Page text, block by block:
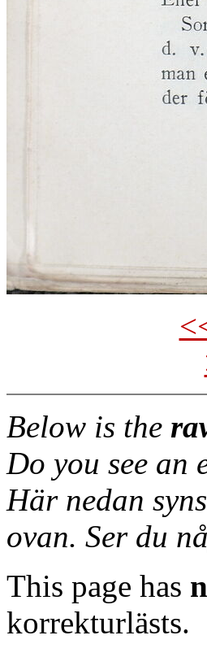
Below is the
Do you see an
Här nedan syns
ovan. Ser du
This page has
korrekturlästs.